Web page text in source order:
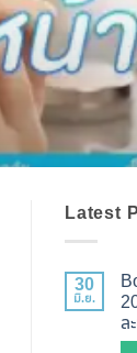
Latest
30
มิ.ย.
ล